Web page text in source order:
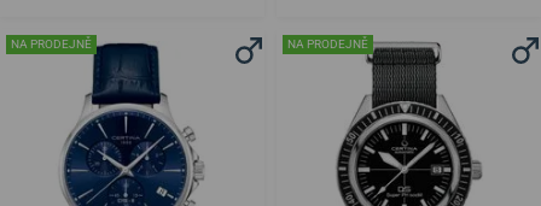
NA PRODEJNĚ NA PRODEJNĚ